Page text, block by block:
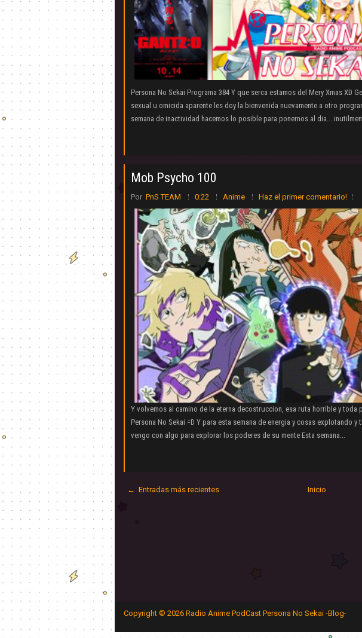
Persona No Sekai Programa 384 Y que serca estamos del Mery Xmas XD
sexual u omicida aparente les doy la bienvenida nuevamente a otro
semana de inactividad hacemos lo posible para ponernos al
Mob Psycho 100
Por PnS TEAM 0:22 Anime Haz el primer comentario!
Y volvemos al camino de la eterna decostruccion, esa ruta horrible y toda
Persona No Sekai =D Y para esta semana de energia y cosas explotando
vengo con algo para explorar los poderes de su mente Esta semana...
← Entradas más recientes Inicio
Copyright © 2026 Radio Anime PodCast Persona No Sekai -Blog-